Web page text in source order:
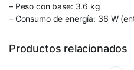
– Peso con base: 3.6 kg
– Consumo de energía: 36 W
Productos relacionados